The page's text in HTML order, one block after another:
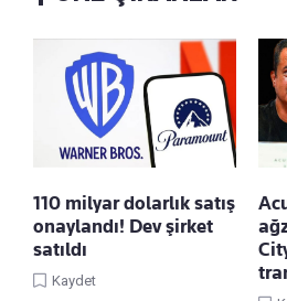
110 milyar dolarlık satış
onaylandı! Dev şirket
satıldı
Kaydet